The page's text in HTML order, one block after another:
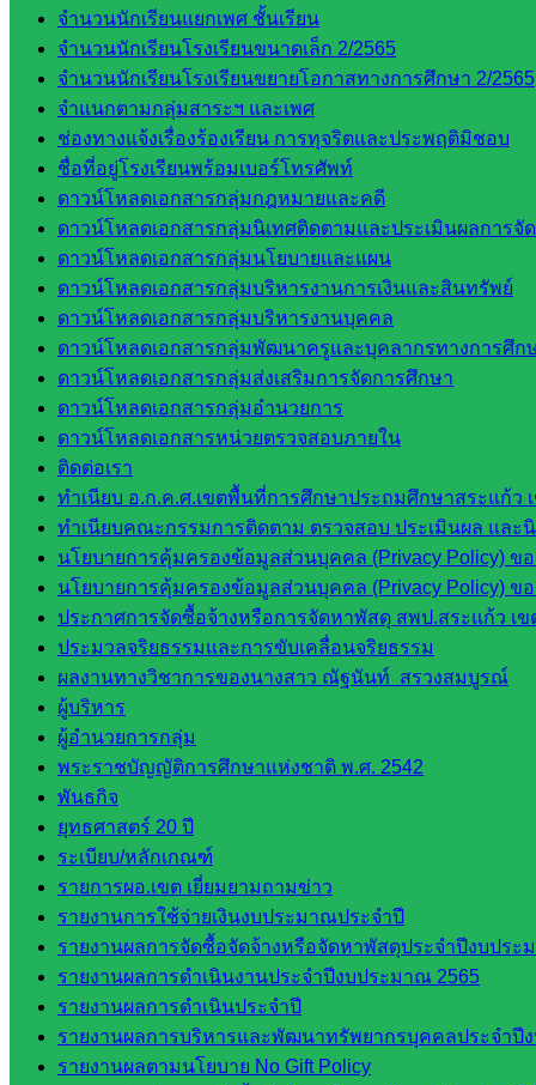
จำนวนนักเรียนแยกเพศ ชั้นเรียน
จำนวนนักเรียนโรงเรียนขนาดเล็ก 2/2565
จำนวนนักเรียนโรงเรียนขยายโอกาสทางการศึกษา 2/2565
จำแนกตามกลุ่มสาระฯ และเพศ
ช่องทางแจ้งเรื่องร้องเรียน การทุจริตและประพฤติมิชอบ
ชื่อที่อยู่โรงเรียนพร้อมเบอร์โทรศัพท์
ดาวน์โหลดเอกสารกลุ่มกฎหมายและคดี
ดาวน์โหลดเอกสารกลุ่มนิเทศติดตามและประเมินผลการจั
ดาวน์โหลดเอกสารกลุ่มนโยบายและแผน
ดาวน์โหลดเอกสารกลุ่มบริหารงานการเงินและสินทรัพย์
ดาวน์โหลดเอกสารกลุ่มบริหารงานบุคคล
ดาวน์โหลดเอกสารกลุ่มพัฒนาครูและบุคลากรทางการศึก
ดาวน์โหลดเอกสารกลุ่มส่งเสริมการจัดการศึกษา
ดาวน์โหลดเอกสารกลุ่มอำนวยการ
ดาวน์โหลดเอกสารหน่วยตรวจสอบภายใน
ติดต่อเรา
ทำเนียบ อ.ก.ค.ศ.เขตพื้นที่การศึกษาประถมศึกษาสระแก้ว
ทำเนียบคณะกรรมการติดตาม ตรวจสอบ ประเมินผล และ
นโยบายการคุ้มครองข้อมูลส่วนบุคคล (Privacy Policy)
นโยบายการคุ้มครองข้อมูลส่วนบุคคล (Privacy Policy)
ประกาศการจัดซื้อจ้างหรือการจัดหาพัสดุ สพป.สระแก้ว เข
ประมวลจริยธรรมและการขับเคลื่อนจริยธรรม
ผลงานทางวิชาการของนางสาว ณัฐนันท์ สรวงสมบูรณ์
ผู้บริหาร
ผู้อำนวยการกลุ่ม
พระราชบัญญัติการศึกษาแห่งชาติ พ.ศ. 2542
พันธกิจ
ยุทธศาสตร์ 20 ปี
ระเบียบ/หลักเกณฑ์
รายการผอ.เขต เยี่ยมยามถามข่าว
รายงานการใช้จ่ายเงินงบประมาณประจำปี
รายงานผลการจัดซื้อจัดจ้างหรือจัดหาพัสดุประจำปีงบปร
รายงานผลการดำเนินงานประจำปีงบประมาณ 2565
รายงานผลการดำเนินประจำปี
รายงานผลการบริหารและพัฒนาทรัพยากรบุคคลประจำปี
รายงานผลตามนโยบาย No Gift Policy
เว็บไซต์
กลุ่มงาน
ใน
สำนักงาน
กลุ่
มอำนวย
การ
กลุ่ม
บริหาร
งานงาน
เงินและ
สินทรัพย์
กลุ่มน
โยบาย
และแผน
กลุ่มส่ง
เสริมการ
จัดการ
ศึกษา
กลุ่ม
บริหาร
งาน
บุคคล
กลุ่ม
พัฒนาครู
และบุ
คลากรฯ
กลุ่มนิ
เทศ
ติดตาม
และประ
เมินผลฯ